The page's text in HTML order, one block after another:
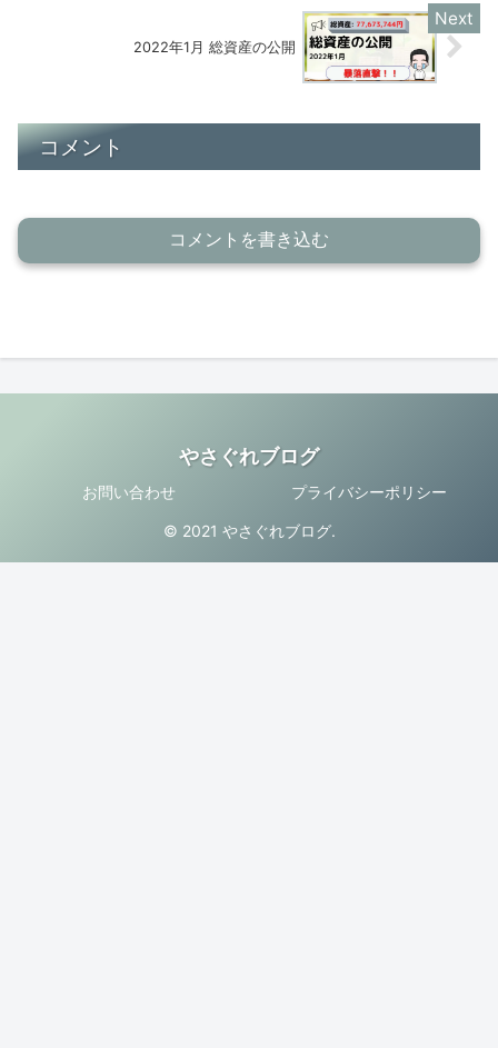
2022年1月 総資産の公開
コメント
コメントを書き込む
やさぐれブログ
お問い合わせ プライバシーポリシー
© 2021 やさぐれブログ.